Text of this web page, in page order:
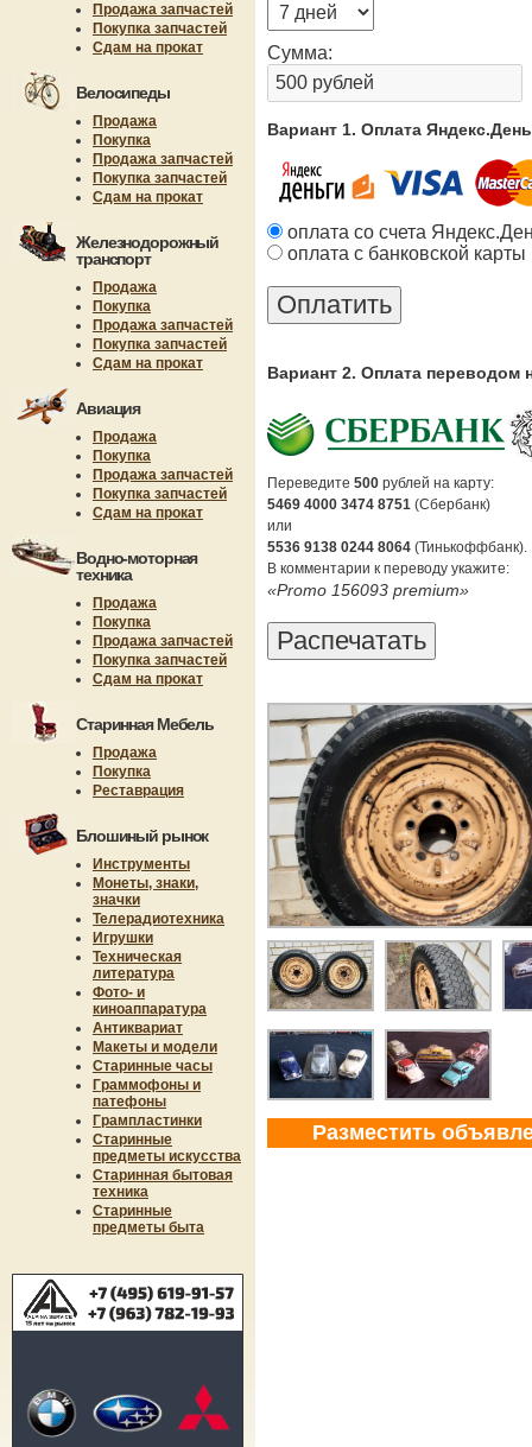
Продажа запчастей
Покупка запчастей
Сдам на прокат
Велосипеды
Продажа
Покупка
Продажа запчастей
Покупка запчастей
Сдам на прокат
Железнодорожный
транспорт
Продажа
Покупка
Продажа запчастей
Покупка запчастей
Сдам на прокат
Авиация
Продажа
Покупка
Продажа запчастей
Покупка запчастей
Сдам на прокат
Водно-моторная
техника
Продажа
Покупка
Продажа запчастей
Покупка запчастей
Сдам на прокат
Старинная Мебель
Продажа
Покупка
Реставрация
Блошиный рынок
Инструменты
Монеты, знаки,
значки
Телерадиотехника
Игрушки
Техническая
литература
Фото- и
киноаппаратура
Антиквариат
Макеты и модели
Старинные часы
Граммофоны и
патефоны
Грампластинки
Старинные
предметы искусства
Старинная бытовая
техника
Старинные
предметы быта
Сумма:
Вариант 1. Оплата
оплата со счета
оплата с банковской карты
Вариант 2. Оплата переводом
Переведите 500 рублей на карту:
5469 4000 3474 8751 (Сбербанк)
или
5536 9138 0244 8064 (Тинькоффбанк).
В комментарии к переводу укажите:
«Promo 156093 premium»
Разместить